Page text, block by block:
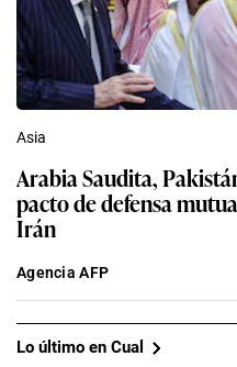
Asia
Arabia Saudita,
pacto de defensa
Irán
Agencia AFP
Lo último en Cual